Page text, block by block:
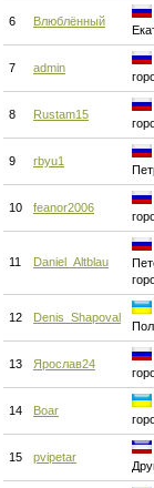
6 Влюблённый
7 admin
8 Rustam15
9 rbyu1
10 feanor2006
11 Daniel_Altblau
12 Denis_Shapoval
13 Яроcлав24
14 Boar
15 pvipetar